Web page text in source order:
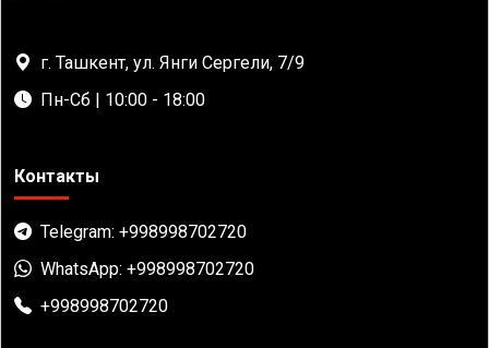
г. Ташкент, ул. Янги Сергели, 7/9
Пн-Сб | 10:00 - 18:00
Контакты
Telegram: +998998702720
WhatsApp: +998998702720
+998998702720